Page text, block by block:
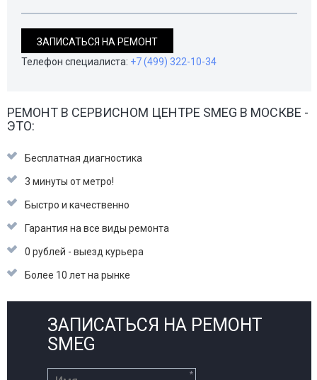
ЗАПИСАТЬСЯ НА РЕМОНТ
Телефон специалиста: +7 (499) 322-10-34
РЕМОНТ В СЕРВИСНОМ ЦЕНТРЕ SMEG В МОСКВЕ -
ЭТО:
Бесплатная диагностика
3 минуты от метро!
Быстро и качественно
Гарантия на все виды ремонта
0 рублей - выезд курьера
Более 10 лет на рынке
ЗАПИСАТЬСЯ НА РЕМОНТ
SMEG
*